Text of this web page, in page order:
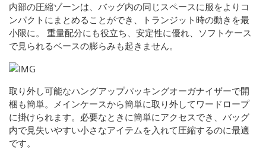
内部の圧縮ゾーンは、バッグ内の同じスペースに服をよりコ
ンパクトにまとめることができ、トランジット時の動きを最
小限に。 重量配分にも役立ち、安定性に優れ、ソフトケース
で見られるベースの膨らみも起きません。
取り外し可能なハングアップパッキングオーガナイザーで開
梱も簡単。メインケースから簡単に取り外してワードロープ
に掛けられます。必要なときに簡単にアクセスでき、バッグ
内で見失いやすい小さなアイテムを入れて圧縮するのに最適
です。